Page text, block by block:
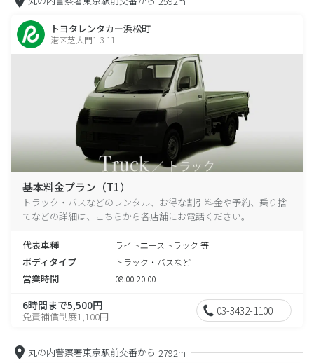
トヨタレンタカー浜松町
港区芝大門1-3-11
基本料金プラン（T1）
トラック・バスなどのレンタル、お得な割引料金や予約、乗り捨
てなどの詳細は、こちらから各店舗にお電話ください。
代表車種 ライトエーストラック 等
ボディタイプ トラック・バスなど
営業時間 08:00-20:00
6時間まで5,500円
免責補償制度1,100円 03-3432-1100
丸の内警察署東京駅前交番から 2792m